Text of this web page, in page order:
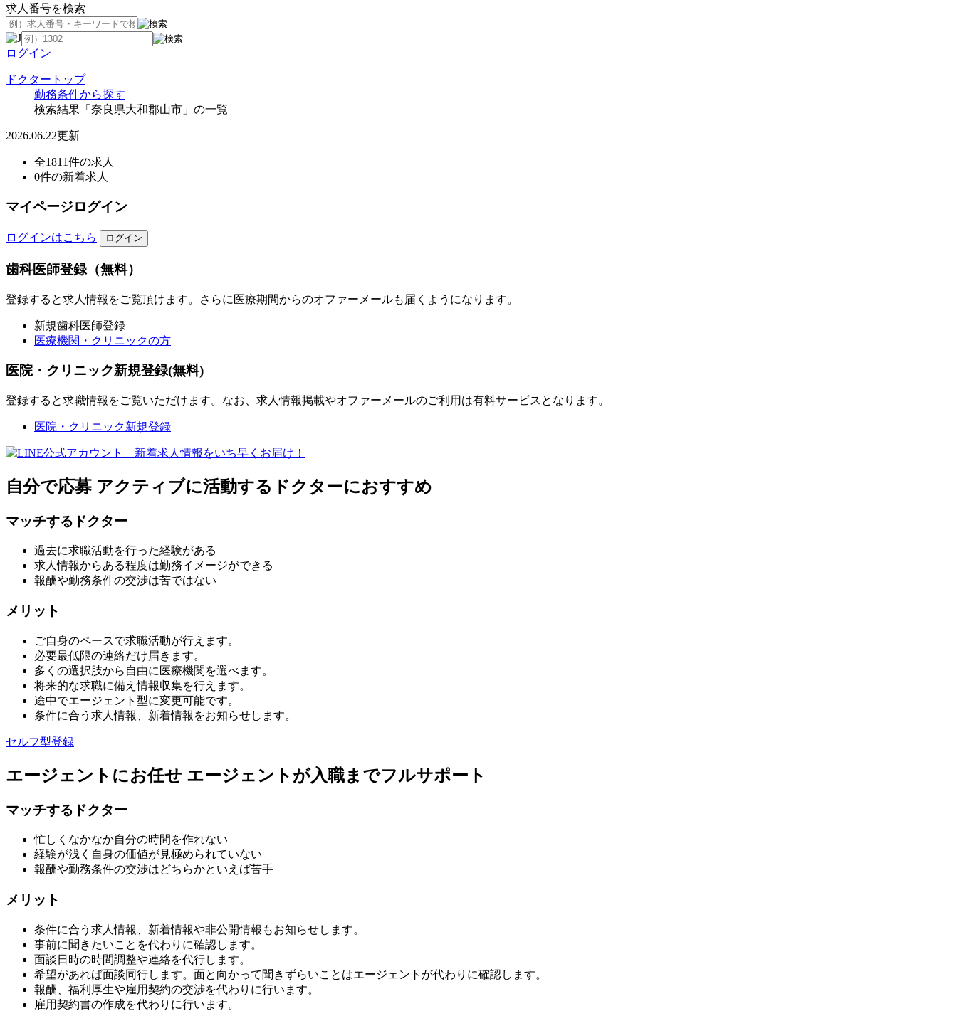
求人番号を検索
ログイン
ドクタートップ
勤務条件から探す
検索結果「奈良県大和郡山市」の一覧
2026.06.22更新
全1811件の求人
0件の新着求人
マイページログイン
ログインはこちら
歯科医師登録（無料）
登録すると求人情報をご覧頂けます。さらに医療期間からのオファーメールも届くようになります。
新規歯科医師登録
医療機関・クリニックの方
医院・クリニック新規登録(無料)
登録すると求職情報をご覧いただけます。なお、求人情報掲載やオファーメールのご利用は有料サービスとなります。
医院・クリニック新規登録
自分で応募 アクティブに活動するドクターにおすすめ
マッチするドクター
過去に求職活動を行った経験がある
求人情報からある程度は勤務イメージができる
報酬や勤務条件の交渉は苦ではない
メリット
ご自身のペースで求職活動が行えます。
必要最低限の連絡だけ届きます。
多くの選択肢から自由に医療機関を選べます。
将来的な求職に備え情報収集を行えます。
途中でエージェント型に変更可能です。
条件に合う求人情報、新着情報をお知らせします。
セルフ型登録
エージェントにお任せ エージェントが入職までフルサポート
マッチするドクター
忙しくなかなか自分の時間を作れない
経験が浅く自身の価値が見極められていない
報酬や勤務条件の交渉はどちらかといえば苦手
メリット
条件に合う求人情報、新着情報や非公開情報もお知らせします。
事前に聞きたいことを代わりに確認します。
面談日時の時間調整や連絡を代行します。
希望があれば面談同行します。面と向かって聞きずらいことはエージェントが代わりに確認します。
報酬、福利厚生や雇用契約の交渉を代わりに行います。
雇用契約書の作成を代わりに行います。